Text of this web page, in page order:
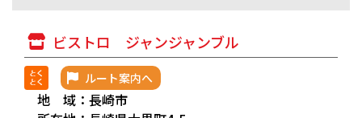
ビストロ ジャンジャンブル
ルート案内へ
地 域：長崎市